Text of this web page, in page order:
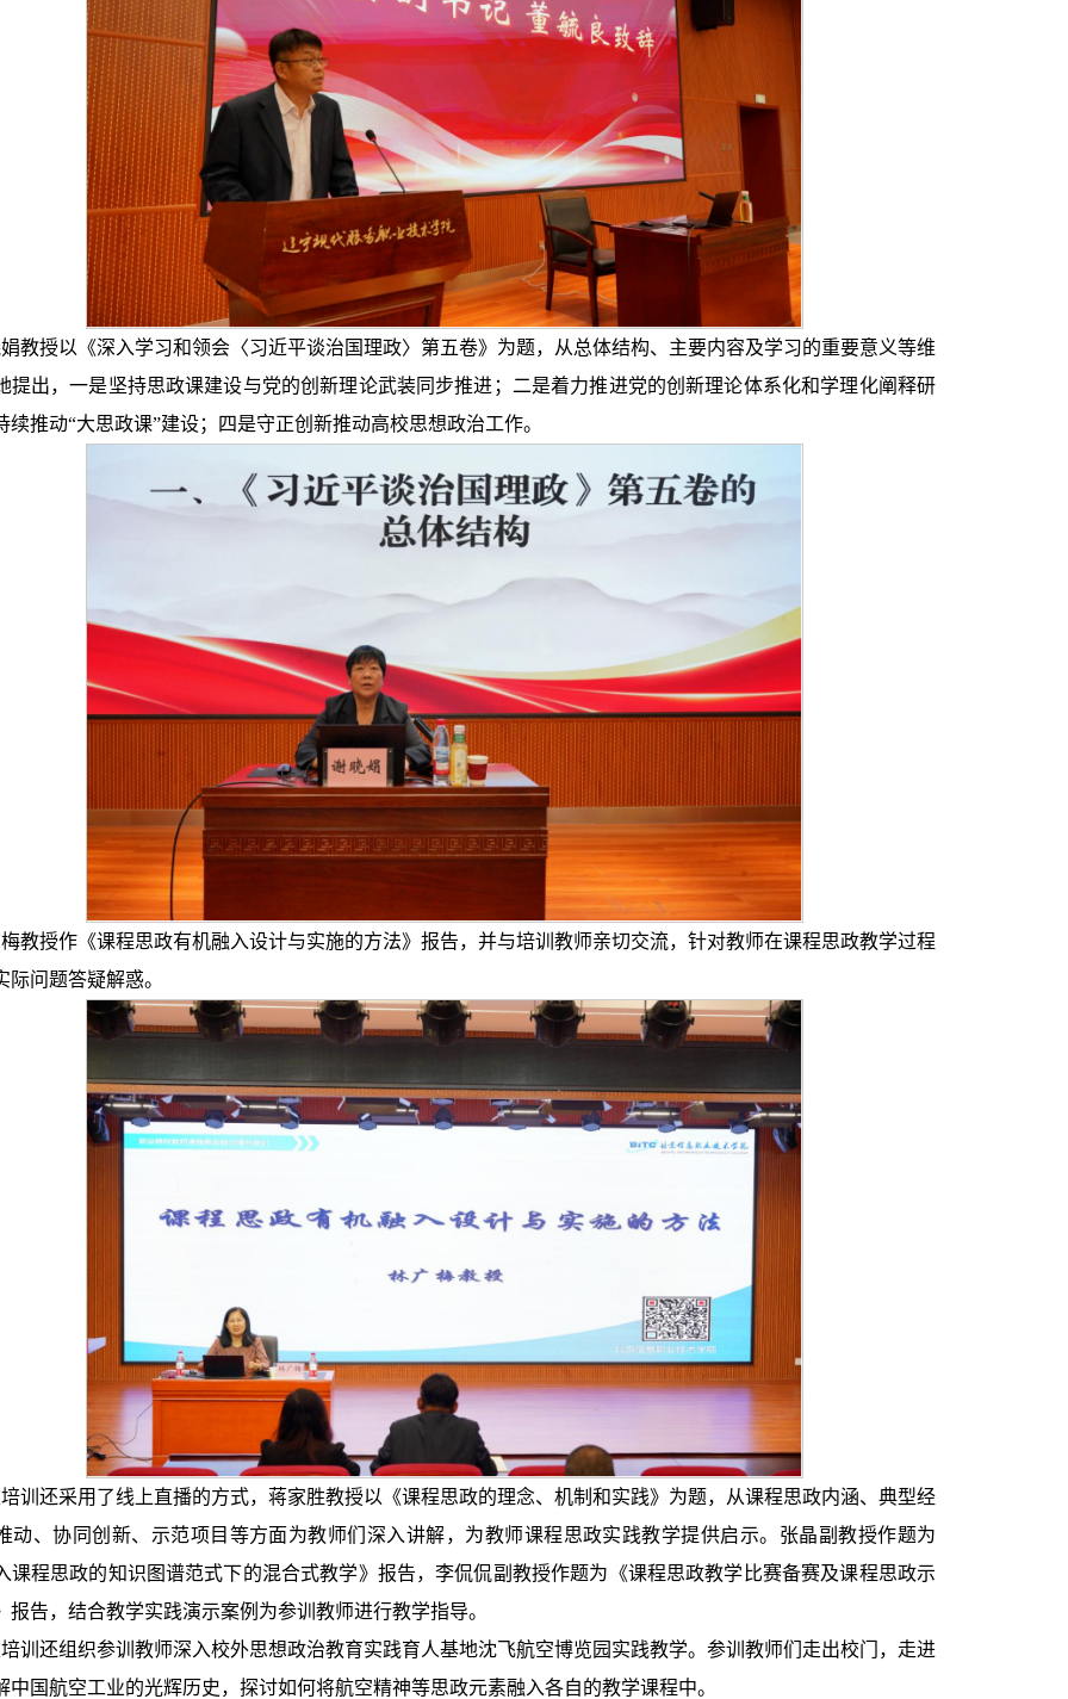
教授以《深入学习和领会〈习近平谈治国理政〉第五卷》为题，从总体结构、主要内容及学习的重要意义等维
提出，一是坚持思政课建设与党的创新理论武装同步推进；二是着力推进党的创新理论体系化和学理化阐释研
续推动“大思政课”建设；四是守正创新推动高校思想政治工作。
教授作《课程思政有机融入设计与实施的方法》报告，并与培训教师亲切交流，针对教师在课程思政教学过程
际问题答疑解惑。
训还采用了线上直播的方式，蒋家胜教授以《课程思政的理念、机制和实践》为题，从课程思政内涵、典型经
动、协同创新、示范项目等方面为教师们深入讲解，为教师课程思政实践教学提供启示。张晶副教授作题为
课程思政的知识图谱范式下的混合式教学》报告，李侃侃副教授作题为《课程思政教学比赛备赛及课程思政示
报告，结合教学实践演示案例为参训教师进行教学指导。
训还组织参训教师深入校外思想政治教育实践育人基地沈飞航空博览园实践教学。参训教师们走出校门，走进
中国航空工业的光辉历史，探讨如何将航空精神等思政元素融入各自的教学课程中。